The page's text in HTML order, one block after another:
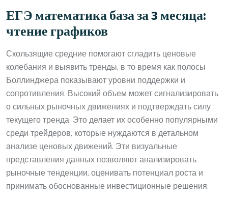
ЕГЭ математика база за 3 месяца:
чтение графиков
Скользящие средние помогают сгладить ценовые
колебания и выявить тренды, в то время как полосы
Боллинджера показывают уровни поддержки и
сопротивления. Высокий объем может сигнализировать
о сильных рыночных движениях и подтверждать силу
текущего тренда. Это делает их особенно популярными
среди трейдеров, которые нуждаются в детальном
анализе ценовых движений. Эти визуальные
представления данных позволяют анализировать
рыночные тенденции, оценивать потенциал роста и
принимать обоснованные инвестиционные решения.